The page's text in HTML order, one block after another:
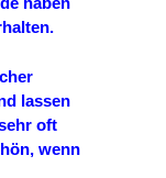
lassen
oft
wenn